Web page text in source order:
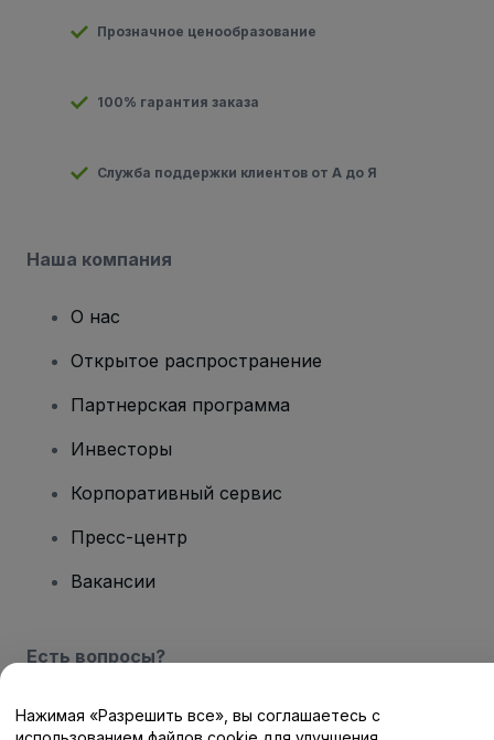
Прозначное ценообразование
100% гарантия заказа
Служба поддержки клиентов от А до Я
Наша компания
О нас
Открытое распространение
Партнерская программа
Инвесторы
Корпоративный сервис
Пресс-центр
Вакансии
Есть вопросы?
Центр помощи / Свяжитесь с нами
Нажимая «Разрешить все», вы соглашаетесь с